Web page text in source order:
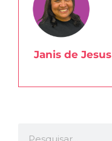
Janis de Jesus